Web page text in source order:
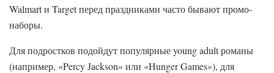
Walmart и Target перед праздниками часто бывают промо-
наборы.
Для подростков подойдут популярные young adult романы
(например, «Percy Jackson» или «Hunger Games»), для